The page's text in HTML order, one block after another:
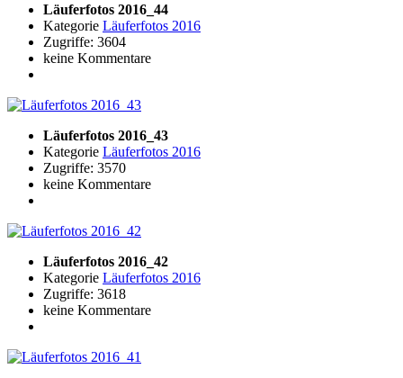
Läuferfotos 2016_44
Kategorie Läuferfotos 2016
Zugriffe: 3604
keine Kommentare
Läuferfotos 2016_43
Kategorie Läuferfotos 2016
Zugriffe: 3570
keine Kommentare
Läuferfotos 2016_42
Kategorie Läuferfotos 2016
Zugriffe: 3618
keine Kommentare